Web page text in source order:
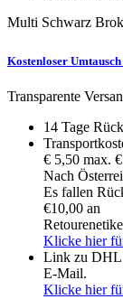
Multi Schwarz
Kostenloser
Transparente
14 Tage
€ 5,50 max.
Nach
Es fallen
€10,00 an
Klicke hier
Link zu DHL
E-Mail.
Klicke hier